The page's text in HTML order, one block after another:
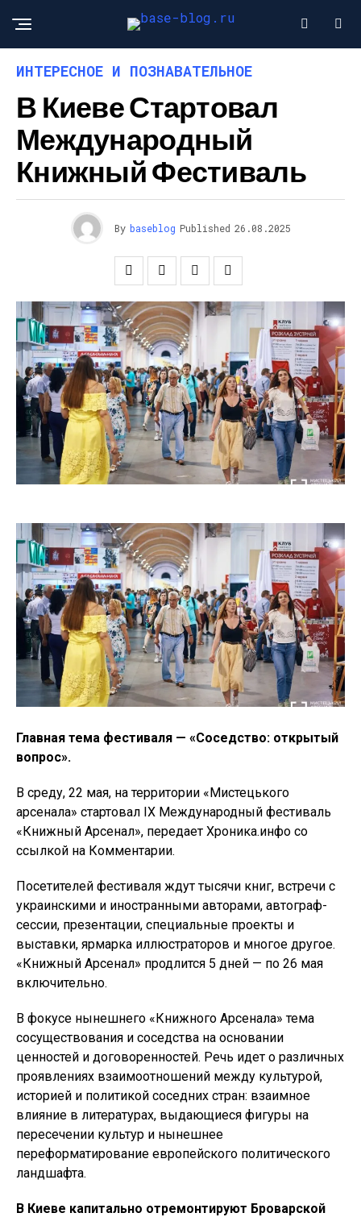
ИНТЕРЕСНОЕ И ПОЗНАВАТЕЛЬНОЕ
В Киеве Стартовал
Международный
Книжный Фестиваль
By baseblog Published 26.08.2025
Главная тема фестиваля — «Соседство: открытый
вопрос».
В среду, 22 мая, на территории «Мистецького
арсенала» стартовал IX Международный фестиваль
«Книжный Арсенал», передает Хроника.инфо со
ссылкой на Комментарии.
Посетителей фестиваля ждут тысячи книг, встречи с
украинскими и иностранными авторами, автограф-
сессии, презентации, специальные проекты и
выставки, ярмарка иллюстраторов и многое другое.
«Книжный Арсенал» продлится 5 дней — по 26 мая
включительно.
В фокусе нынешнего «Книжного Арсенала» тема
сосуществования и соседства на основании
ценностей и договоренностей. Речь идет о различных
проявлениях взаимоотношений между культурой,
историей и политикой соседних стран: взаимное
влияние в литературах, выдающиеся фигуры на
пересечении культур и нынешнее
переформатирование европейского политического
ландшафта.
В Киеве капитально отремонтируют Броварской